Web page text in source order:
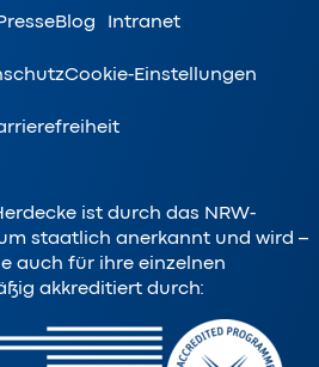
Blog Intranet
Cookie-Einstellungen
ist durch das NRW-
staatlich anerkannt und wird –
auch für ihre einzelnen
akkreditiert durch: